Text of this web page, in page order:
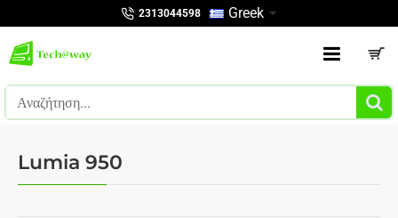
2313044598 Greek
Αναζήτηση...
Lumia 950